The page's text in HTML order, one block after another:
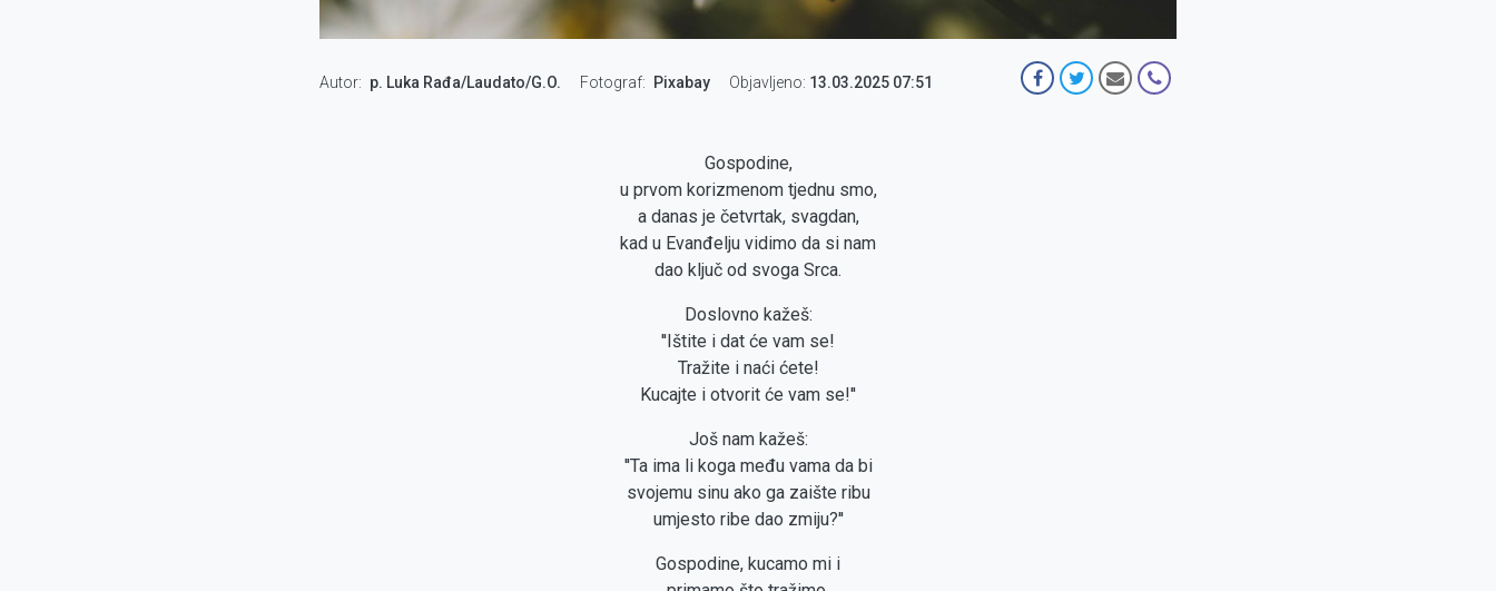
Autor p. Luka Rađa/Laudato/G.O. Fotograf Pixabay Objavljeno: 13.03.2025 07:51
Gospodine,
u prvom korizmenom tjednu smo,
a danas je četvrtak, svagdan,
kad u Evanđelju vidimo da si nam
dao ključ od svoga Srca.
Doslovno kažeš:
''Ištite i dat će vam se!
Tražite i naći ćete!
Kucajte i otvorit će vam se!''
Još nam kažeš:
''Ta ima li koga među vama da bi
svojemu sinu ako ga zaište ribu
umjesto ribe dao zmiju?''
Gospodine, kucamo mi i